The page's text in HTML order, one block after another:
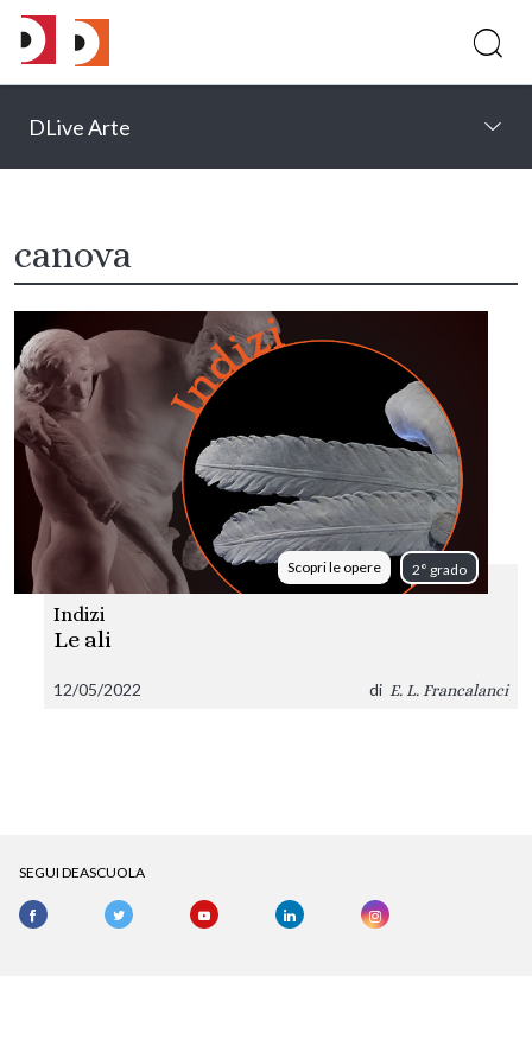
DLive Arte
canova
Scopri le opere 2° grado
Indizi
Le ali
12/05/2022 di E. L. Francalanci
SEGUI DEASCUOLA